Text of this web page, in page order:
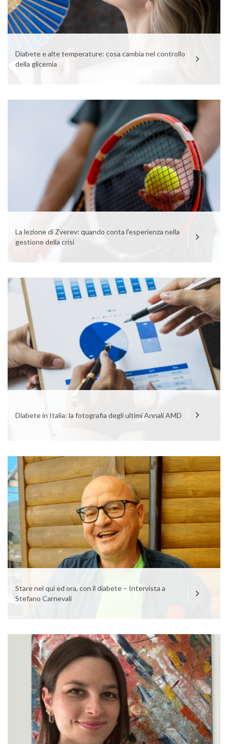
Diabete e alte temperature: cosa cambia nel controllo
della glicemia
La lezione di Zverev: quando conta l’esperienza nella
gestione della crisi
Diabete in Italia: la fotografia degli ultimi Annali AMD
Stare nel qui ed ora, con il diabete – Intervista a
Stefano Carnevali